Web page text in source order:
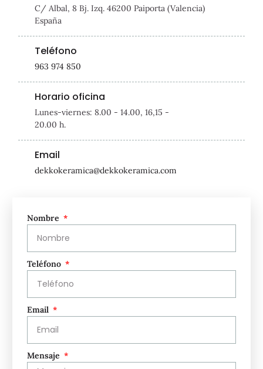
C/ Albal, 8 Bj. Izq. 46200 Paiporta (Valencia)
España
Teléfono
963 974 850
Horario oficina
Lunes-viernes: 8.00 - 14.00, 16,15 -
20.00 h.
Email
dekkokeramica@dekkokeramica.com
Nombre
Teléfono
Email
Mensaje